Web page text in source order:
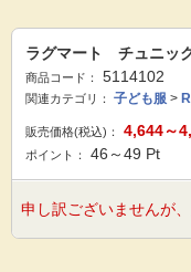
ラグマート チュニッ
商品コード： 5114102
関連カテゴリ： 子ども服 >
販売価格(税込)： 4,644～
ポイント： 46～49 Pt
申し訳ございませんが